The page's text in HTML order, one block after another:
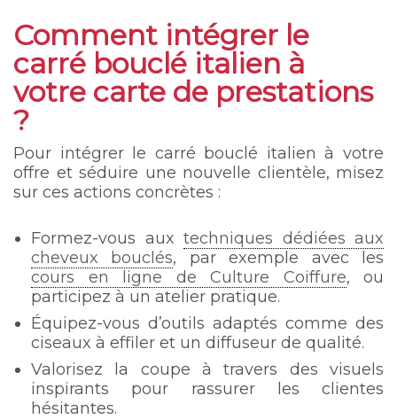
Comment intégrer le
carré bouclé italien à
votre carte de prestations
?
Pour intégrer le carré bouclé italien à votre
offre et séduire une nouvelle clientèle, misez
sur ces actions concrètes :
Formez-vous aux techniques dédiées aux
cheveux bouclés, par exemple avec les
cours en ligne de Culture Coiffure, ou
participez à un atelier pratique.
Équipez-vous d’outils adaptés comme des
ciseaux à effiler et un diffuseur de qualité.
Valorisez la coupe à travers des visuels
inspirants pour rassurer les clientes
hésitantes.